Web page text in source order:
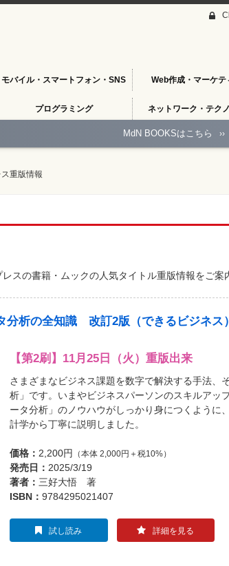
モバイル・スマートフォン・SNS Web作成・マーケテ
プログラミング ネットワーク・テク
MdN BOOKSはこちら ››
重版情報
スの書籍・ムックの人気タイトル重版情報をご案
析の全知識 改訂2版（できるビジネス）
【第2刷】11月25日（火）重版出来
さまざまなビジネス課題を数字で解決する手法、
析」です。いまやビジネスパーソンのスキルアッ
ータ分析」のノウハウがしっかり身につくように
計学から丁寧に説明しました。
価格： 2,200円 （本体 2,000円＋税10%）
発売日： 2025/3/19
著者： 三好大悟 著
ISBN： 9784295021407
試し読み 詳細を見る